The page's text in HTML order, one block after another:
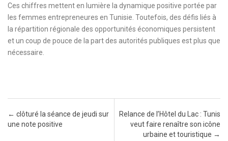
Ces chiffres mettent en lumière la dynamique positive portée par
les femmes entrepreneures en Tunisie. Toutefois, des défis liés à
la répartition régionale des opportunités économiques persistent
et un coup de pouce de la part des autorités publiques est plus que
nécessaire.
Post navigation
← clôturé la séance de jeudi sur
une note positive
Relance de l’Hôtel du Lac : Tunis
veut faire renaître son icône
urbaine et touristique →